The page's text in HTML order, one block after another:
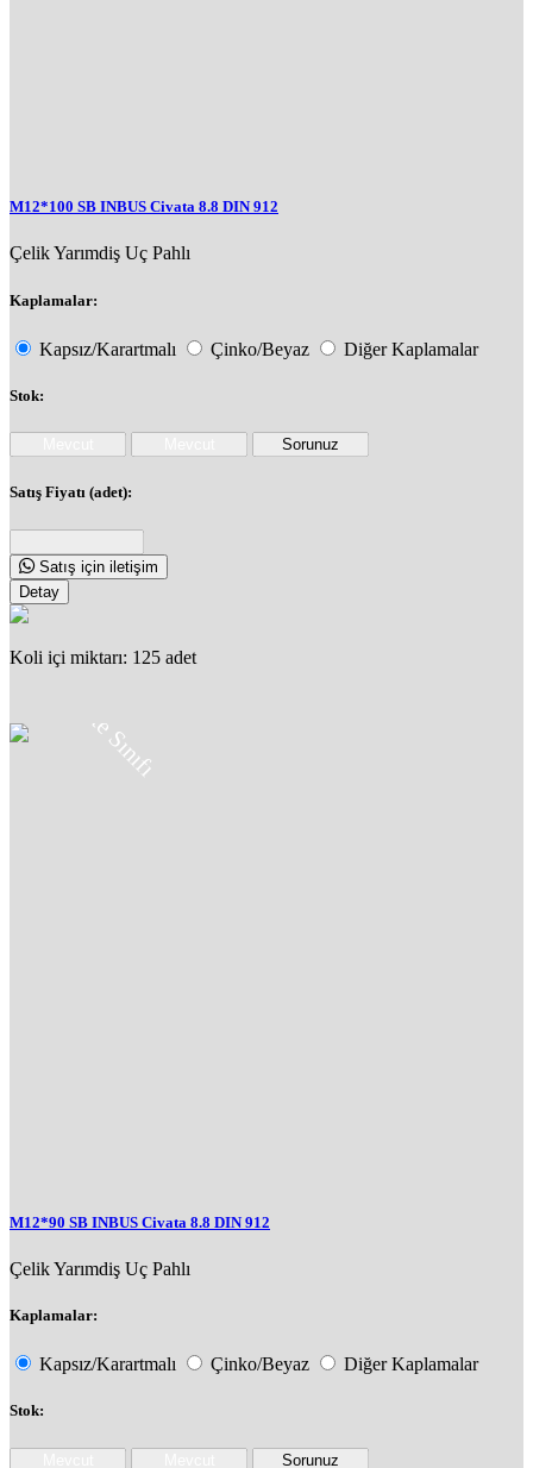
M12*100 SB INBUS Civata 8.8 DIN 912
ÇelikYarımdiş Uç Pahlı
Kaplamalar:
Kapsız/Karartmalı Çinko/Beyaz Diğer Kaplamalar
Stok:
Satış Fiyatı (adet):
Satış için iletişim
Detay
Koli içi miktarı: 125 adet
Kalite Sınıfı
M12*90 SB INBUS Civata 8.8 DIN 912
ÇelikYarımdiş Uç Pahlı
Kaplamalar:
Kapsız/Karartmalı Çinko/Beyaz Diğer Kaplamalar
Stok: